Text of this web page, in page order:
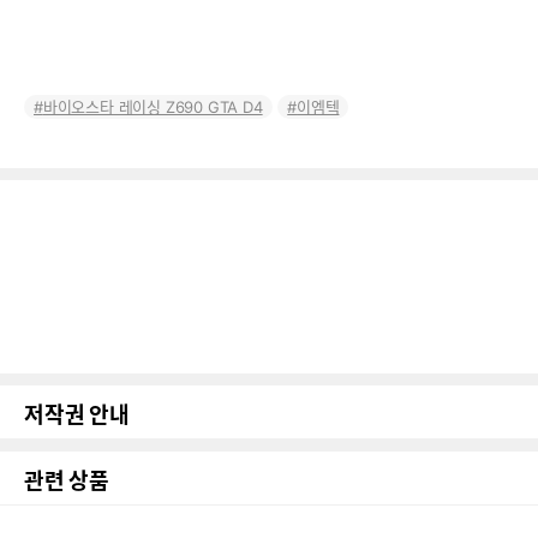
바이오스타 레이싱 Z690 GTA D4 이엠텍
저작권 안내
관련 상품